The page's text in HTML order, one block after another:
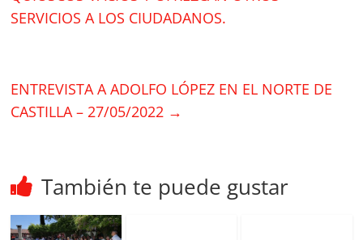
SERVICIOS A LOS CIUDADANOS.
ENTREVISTA A ADOLFO LÓPEZ EN EL NORTE DE
CASTILLA – 27/05/2022 →
También te puede gustar